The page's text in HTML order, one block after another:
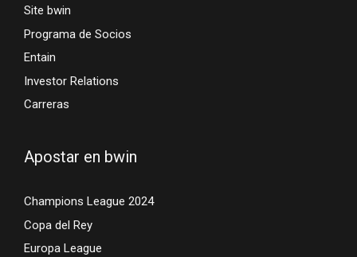
Site bwin
Programa de Socios
Entain
Investor Relations
Carreras
Apostar en bwin
Champions League 2024
Copa del Rey
Europa League